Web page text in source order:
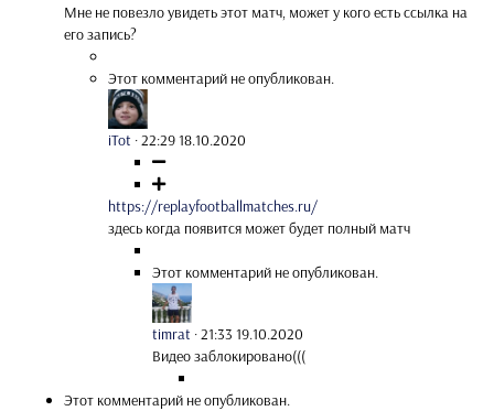
Мне не повезло увидеть этот матч, может у кого есть ссылка на
его запись?
Этот комментарий не опубликован.
iTot ·22:29 18.10.2020
https://replayfootballmatches.ru/
здесь когда появится может будет полный матч
Этот комментарий не опубликован.
timrat ·21:33 19.10.2020
Видео заблокировано(((
Этот комментарий не опубликован.